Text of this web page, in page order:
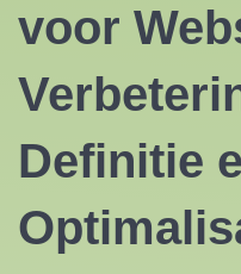
voor
Definitie